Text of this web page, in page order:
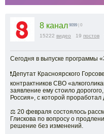
8 канал 9099 | 0
15222 видео 19 постов
Сегодня в выпуске программы
❗Депутат Красноярского
контрактников СВО
заявление ему стоило
Россия», с которой проработал
⚖️ 20 февраля состоялось
Глискова по вопросу о
решение без изменений.